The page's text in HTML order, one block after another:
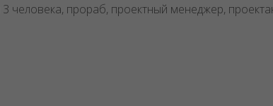
человека, прораб, проектный менеджер,